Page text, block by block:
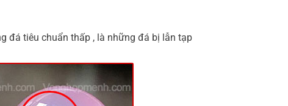
đá tiêu chuẩn thấp , là những đá bị lẫn tạp